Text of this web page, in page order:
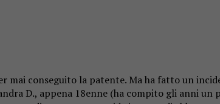
mai conseguito la patente. Ma ha fatto un
D., appena 18enne (ha compito gli anni un